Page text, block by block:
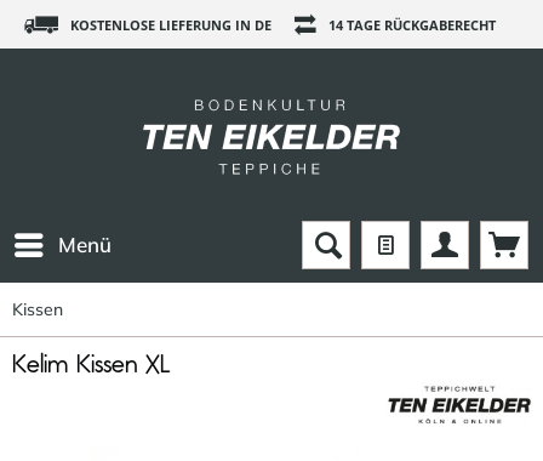
KOSTENLOSE LIEFERUNG IN DE 14 TAGE RÜCKGABERECHT
Menü
Kissen
Kelim Kissen XL